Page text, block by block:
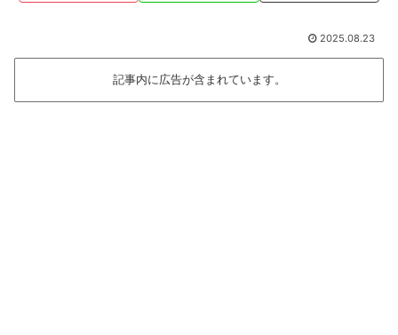
2025.08.23
記事内に広告が含まれています。